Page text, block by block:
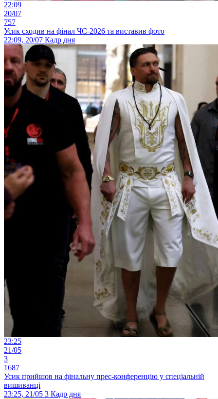
22:09
20/07
757
Усик сходив на фінал ЧС-2026 та виставив фото
22:09, 20/07 Кадр дня
23:25
21/05
3
1687
Усик прийшов на фінальну прес-конференцію у спеціальній
вишиванці
23:25, 21/05 3 Кадр дня